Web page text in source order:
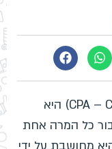
עלות להמרה (CPA – Cost Per Acquisition) היא
כל המרה אחת
מחושבת על ידי